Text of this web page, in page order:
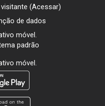
(Acessar)
de dados
móvel.
padrão
móvel.